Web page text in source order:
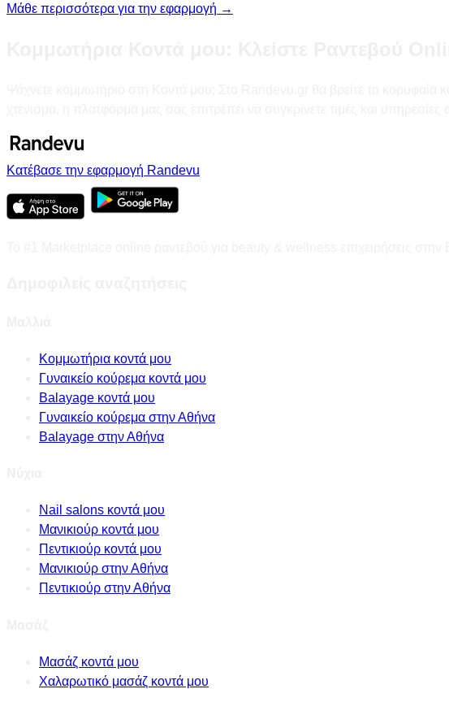
Μάθε περισσότερα για την εφαρμογή →
Κατέβασε την εφαρμογή Randevu
Κομμωτήρια κοντά μου
Γυναικείο κούρεμα κοντά μου
Balayage κοντά μου
Γυναικείο κούρεμα στην Αθήνα
Balayage στην Αθήνα
Nail salons κοντά μου
Μανικιούρ κοντά μου
Πεντικιούρ κοντά μου
Μανικιούρ στην Αθήνα
Πεντικιούρ στην Αθήνα
Μασάζ κοντά μου
Χαλαρωτικό μασάζ κοντά μου